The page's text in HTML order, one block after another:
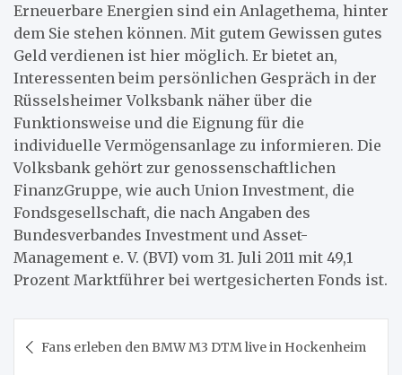
Erneuerbare Energien sind ein Anlagethema, hinter
dem Sie stehen können. Mit gutem Gewissen gutes
Geld verdienen ist hier möglich. Er bietet an,
Interessenten beim persönlichen Gespräch in der
Rüsselsheimer Volksbank näher über die
Funktionsweise und die Eignung für die
individuelle Vermögensanlage zu informieren. Die
Volksbank gehört zur genossenschaftlichen
FinanzGruppe, wie auch Union Investment, die
Fondsgesellschaft, die nach Angaben des
Bundesverbandes Investment und Asset-
Management e. V. (BVI) vom 31. Juli 2011 mit 49,1
Prozent Marktführer bei wertgesicherten Fonds ist.
Fans erleben den BMW M3 DTM live in Hockenheim